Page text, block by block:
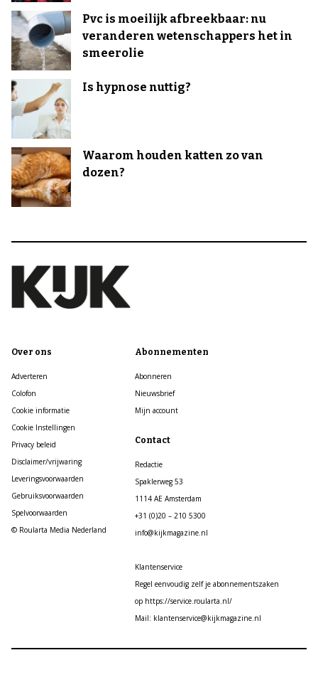
Pvc is moeilijk afbreekbaar: nu
veranderen wetenschappers het in
smeerolie
Is hypnose nuttig?
Waarom houden katten zo van
dozen?
Over ons
Adverteren
Colofon
Cookie informatie
Cookie Instellingen
Privacy beleid
Disclaimer/vrijwaring
Leveringsvoorwaarden
Gebruiksvoorwaarden
Spelvoorwaarden
© Roularta Media Nederland
Abonnementen
Abonneren
Nieuwsbrief
Mijn account
Contact
Redactie
Spaklerweg 53
1114 AE Amsterdam
+31 (0)20 – 210 5300
info@kijkmagazine.nl
Klantenservice
Regel eenvoudig zelf je abonnementszaken
op https://service.roularta.nl/
Mail: klantenservice@kijkmagazine.nl